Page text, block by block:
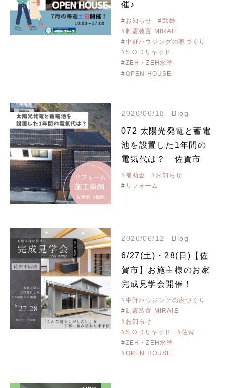
催♪
#お知らせ
#武雄
#制震装置 MIRAIE
#中野ハウジングの家づくり
#S.O.Dリキッド
#ZEH・ZEH水準
#OPEN HOUSE
2026/06/18 Blog
072 太陽光発電と蓄電
池を設置した1年間の
電気代は？ 佐賀市
#補助金
#お知らせ
#リフォーム
2026/06/12 Blog
6/27(土)・28(日)【佐
賀市】お施主様のお家
完成見学会開催！
#中野ハウジングの家づくり
#制震装置 MIRAIE
#お知らせ
#S.O.Dリキッド
#佐賀
#ZEH・ZEH水準
#OPEN HOUSE